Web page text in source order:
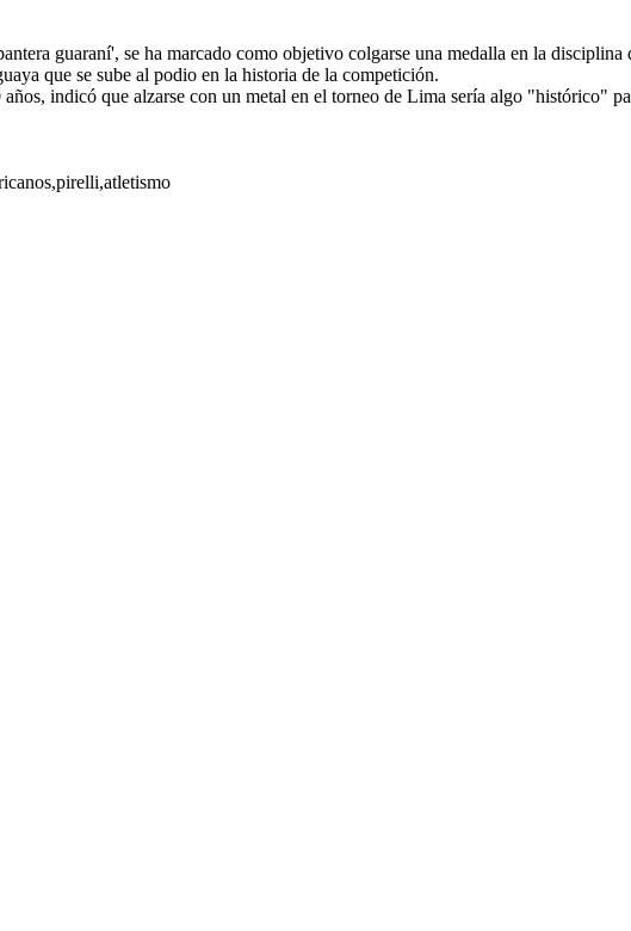
guaraní', se ha marcado como objetivo colgarse una medalla en la
que se sube al podio en la historia de la competición.
indicó que alzarse con un metal en el torneo de Lima sería algo "histórico"